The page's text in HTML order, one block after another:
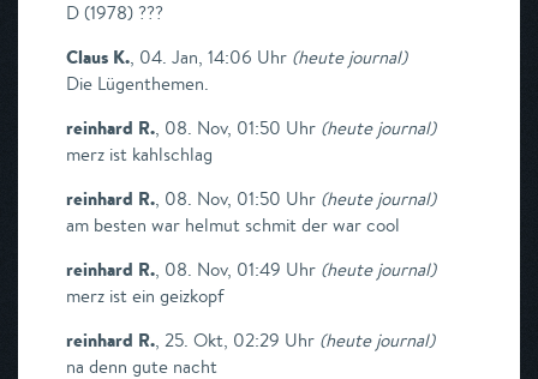
D (1978) ???
Claus K., 04. Jan, 14:06 Uhr (heute journal)
Die Lügenthemen.
reinhard R., 08. Nov, 01:50 Uhr (heute journal)
merz ist kahlschlag
reinhard R., 08. Nov, 01:50 Uhr (heute journal)
am besten war helmut schmit der war cool
reinhard R., 08. Nov, 01:49 Uhr (heute journal)
merz ist ein geizkopf
reinhard R., 25. Okt, 02:29 Uhr (heute journal)
na denn gute nacht